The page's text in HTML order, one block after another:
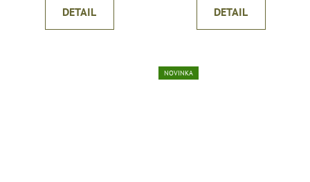
DETAIL DETAIL
NOVINKA